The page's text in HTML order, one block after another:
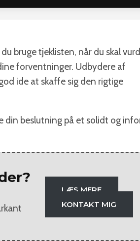
bruge tjeklisten, når du skal
forventninger. Udbydere af
ide at skaffe sig den rigtige
din beslutning på et solidt og
LÆS MERE
KONTAKT MIG